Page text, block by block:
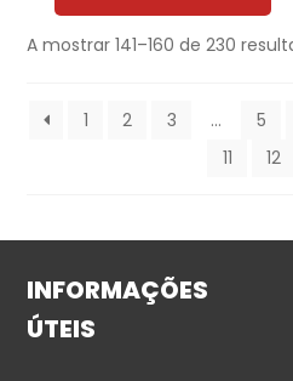
A mostrar 141–160 de 230
1 2 3 … 5
11
12
INFORMAÇÕES
ÚTEIS